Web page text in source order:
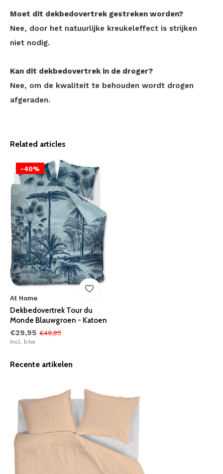
Moet dit dekbedovertrek gestreken worden?
Nee, door het natuurlijke kreukeleffect is strijken
niet nodig.
Kan dit dekbedovertrek in de droger?
Nee, om de kwaliteit te behouden wordt drogen
afgeraden.
Related articles
-40%
At Home
Dekbedovertrek Tour du
Monde Blauwgroen - Katoen
€29,95 €49,95
Incl. btw
Recente artikelen